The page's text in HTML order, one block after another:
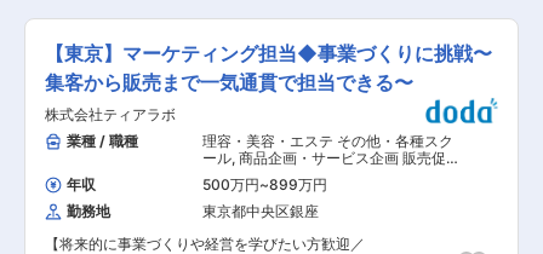
られます。 ■働く環境 20代〜30代の社員が中心
に活躍しており、異業種から転職してきた先輩も
多数。中途入社でも馴染みやすい雰囲気です。残
業はほとんどなく、あっても1日30分以内。オン
オフの切り替えがしやすく、安定した働き方が叶
います。 ■入社後の流れ まずは先輩のOJTにて
業務を一つひとつ学んでいただきます。商品知識
やシステム操作は研修や日常業務を通じて少しず
つ身に付けられるので、事務経験が浅い方でも安
心です。 ■制度・サポート 産休・育休制度や復
職実績もあり、ライフイベントを経てもキャリア
軸とした総合支援サービスを提供する東証プライ
ム上場企業です。全国71万超の会員を有するEC
を中心に、開業支援や店舗設計、IT導入、集客支
援までワンストップで提供し、美容業界のインフ
ラを担っています。 ■業務内容 美容サロンが抱
える「集客・差別化・コスト最適化」の課題に対
し、魅力ある商品開発と仕入れを通じて解決し、
サロン経営の向上を支援します。 ・エステ向け
PB商品の企画・開発（機器・用品） ・商品開発
の進行管理、仕様検討、社内外調整 ・メーカー・
ブランド開拓および仕入交渉 ・売上分析を踏まえ
た品揃え最適化 ・ECサイトの商品登録、情報更
【東京】マーケティング担当◆事業づくりに挑戦〜
集客から販売まで一気通貫で担当できる〜
株式会社ティアラボ
業種 / 職種
理容・美容・エステ その他・各種スク
ール, 商品企画・サービス企画 販売促
進・PR
年収 500万円~899万円
勤務地
東京都中央区銀座
【将来的に事業づくりや経営を学びたい方歓迎／